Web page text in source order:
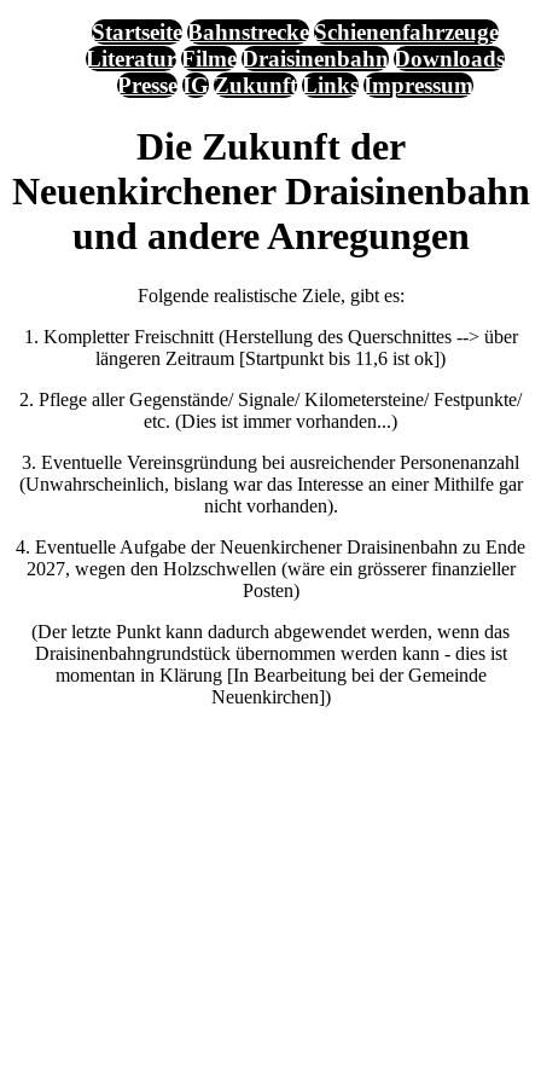
Startseite Bahnstrecke Schienenfahrzeuge
Literatur Filme Draisinenbahn Downloads
Presse IG Zukunft Links Impressum
Die Zukunft der
Neuenkirchener Draisinenbahn
und andere Anregungen
Folgende realistische Ziele, gibt es:
1. Kompletter Freischnitt (Herstellung des Querschnittes --> über
längeren Zeitraum [Startpunkt bis 11,6 ist ok])
2. Pflege aller Gegenstände/ Signale/ Kilometersteine/ Festpunkte/
etc. (Dies ist immer vorhanden...)
3. Eventuelle Vereinsgründung bei ausreichender Personenanzahl
(Unwahrscheinlich, bislang war das Interesse an einer Mithilfe gar
nicht vorhanden).
4. Eventuelle Aufgabe der Neuenkirchener Draisinenbahn zu Ende
2027, wegen den Holzschwellen (wäre ein grösserer finanzieller
Posten)
(Der letzte Punkt kann dadurch abgewendet werden, wenn das
Draisinenbahngrundstück übernommen werden kann - dies ist
momentan in Klärung [In Bearbeitung bei der Gemeinde
Neuenkirchen])